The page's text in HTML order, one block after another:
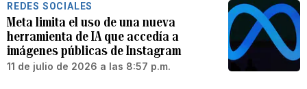
REDES SOCIALES
Meta limita el uso de una nueva
herramienta de IA que accedía a
imágenes públicas de Instagram
11 de julio de 2026 a las 8:57 p.m.